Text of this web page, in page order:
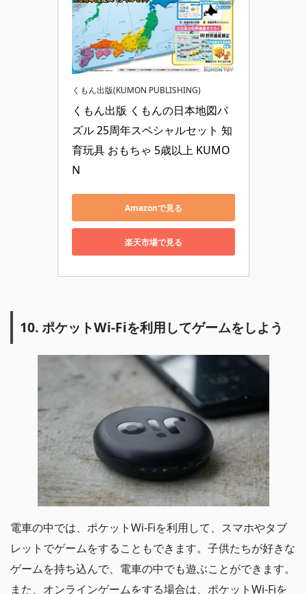
くもん出版(KUMON PUBLISHING)
くもん出版 くもんの日本地図パ
ズル 25周年スペシャルセット 知
育玩具 おもちゃ 5歳以上 KUMO
N
Amazonで見る
楽天市場で見る
10. ポケットWi-Fiを利用してゲームをしよう
電車の中では、ポケットWi-Fiを利用して、スマホやタブ
レットでゲームをすることもできます。子供たちが好きな
ゲームを持ち込んで、電車の中でも遊ぶことができます。
また、オンラインゲームをする場合は、ポケットWi-Fiを